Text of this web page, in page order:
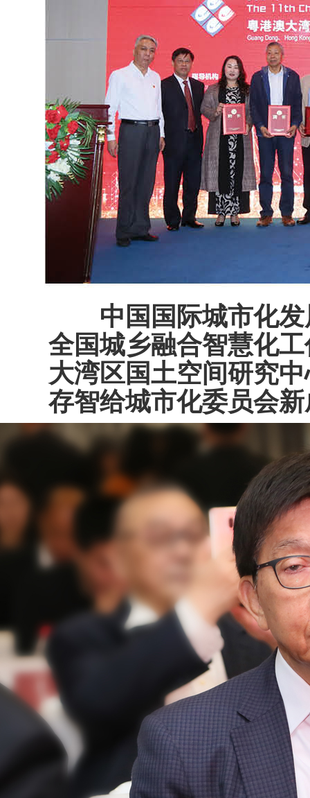
中国国际城市化
全国城乡融合智慧化
大湾区国土空间研究
存智给城市化委员会